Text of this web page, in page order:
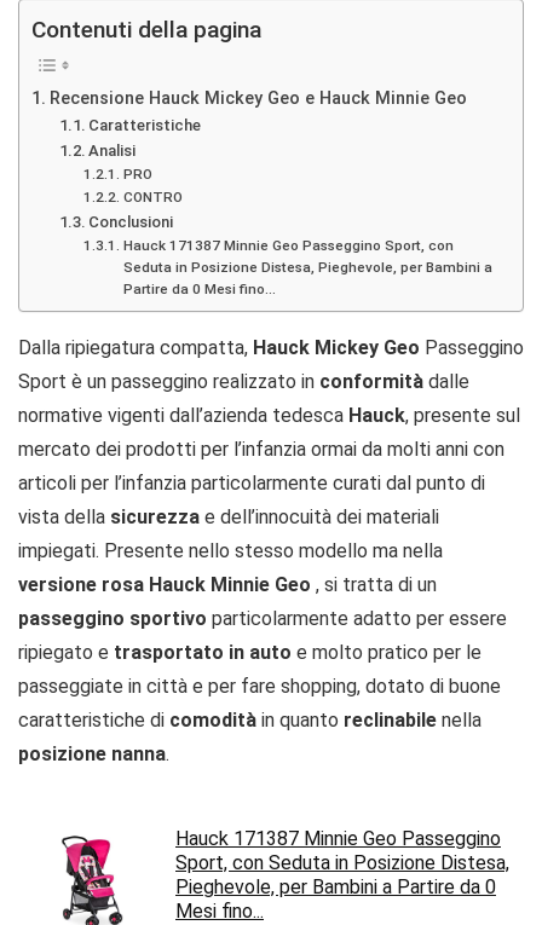
Contenuti della pagina
Recensione Hauck Mickey Geo e Hauck Minnie Geo
Caratteristiche
Analisi
PRO
CONTRO
Conclusioni
Hauck 171387 Minnie Geo Passeggino Sport, con
Seduta in Posizione Distesa, Pieghevole, per Bambini a
Partire da 0 Mesi fino...
Dalla ripiegatura compatta, Hauck Mickey Geo Passeggino
Sport è un passeggino realizzato in conformità dalle
normative vigenti dall’azienda tedesca Hauck, presente sul
mercato dei prodotti per l’infanzia ormai da molti anni con
articoli per l’infanzia particolarmente curati dal punto di
vista della sicurezza e dell’innocuità dei materiali
impiegati. Presente nello stesso modello ma nella
versione rosa Hauck Minnie Geo , si tratta di un
passeggino sportivo particolarmente adatto per essere
ripiegato e trasportato in auto e molto pratico per le
passeggiate in città e per fare shopping, dotato di buone
caratteristiche di comodità in quanto reclinabile nella
posizione nanna.
Hauck 171387 Minnie Geo Passeggino
Sport, con Seduta in Posizione Distesa,
Pieghevole, per Bambini a Partire da 0
Mesi fino...